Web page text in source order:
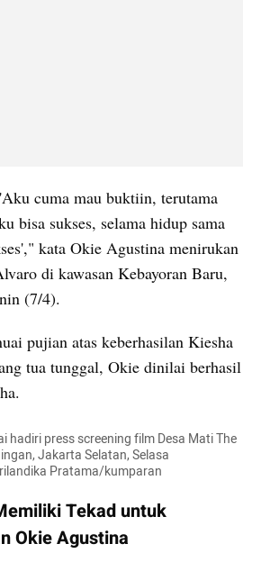
cuma mau buktiin, terutama
bisa sukses, selama hidup sama
kata Okie Agustina menirukan
di kawasan Kebayoran Baru,
(7/4).
pujian atas keberhasilan Kiesha
tua tunggal, Okie dinilai berhasil
hadiri press screening film Desa Mati The
Jakarta Selatan, Selasa
Pratama/kumparan
Tekad untuk
Okie Agustina